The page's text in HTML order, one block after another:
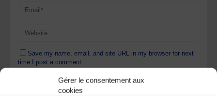
Gérer le consentement aux
cookies
Save my name, email, and site URL in my browser for next
time I post a comment.